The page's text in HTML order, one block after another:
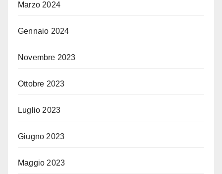
Marzo 2024
Gennaio 2024
Novembre 2023
Ottobre 2023
Luglio 2023
Giugno 2023
Maggio 2023